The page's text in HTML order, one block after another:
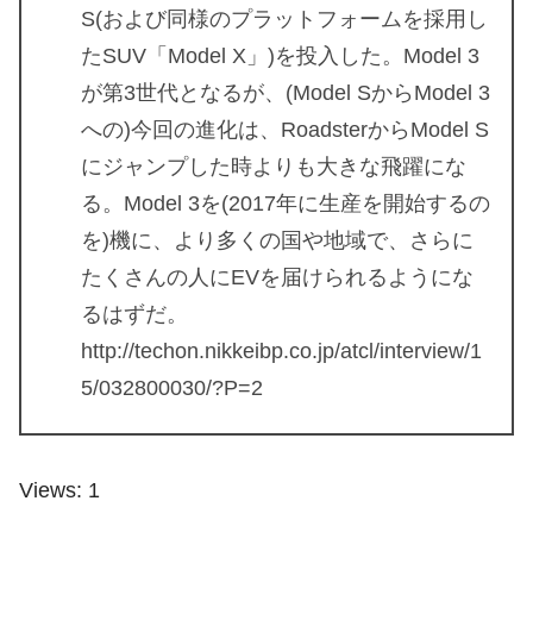
S(および同様のプラットフォームを採用し
たSUV「Model X」)を投入した。Model 3
が第3世代となるが、(Model SからModel 3
への)今回の進化は、RoadsterからModel S
にジャンプした時よりも大きな飛躍にな
る。Model 3を(2017年に生産を開始するの
を)機に、より多くの国や地域で、さらに
たくさんの人にEVを届けられるようにな
るはずだ。
http://techon.nikkeibp.co.jp/atcl/interview/1
5/032800030/?P=2
Views: 1